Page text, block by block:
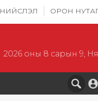
НИЙСЛЭЛ ОРОН
2026 оны 8 сарын 9,